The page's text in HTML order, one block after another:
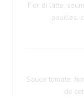
Fior di latte,
pouilles,
Sauce tomate,
de